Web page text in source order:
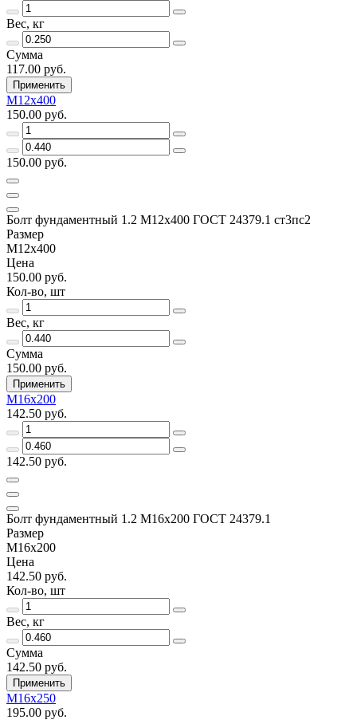
Вес, кг
Сумма
117.00 руб.
Применить
М12х400
150.00 руб.
150.00 руб.
Болт фундаментный 1.2 М12х400 ГОСТ 24379.1 ст3пс2
Размер
М12х400
Цена
150.00 руб.
Кол-во, шт
Вес, кг
Сумма
150.00 руб.
Применить
М16х200
142.50 руб.
142.50 руб.
Болт фундаментный 1.2 М16х200 ГОСТ 24379.1
Размер
М16х200
Цена
142.50 руб.
Кол-во, шт
Вес, кг
Сумма
142.50 руб.
Применить
М16х250
195.00 руб.